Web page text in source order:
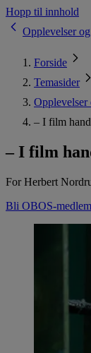
Hopp til innhold
Opplevelser
Forside
Temasider
– I film
– I film
For Herbert
Bli OBOS-medlem